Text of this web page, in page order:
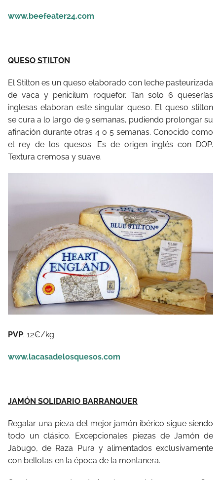
www.beefeater24.com
QUESO STILTON
El Stilton es un queso elaborado con leche pasteurizada
de vaca y penicilum roquefor. Tan solo 6 queserías
inglesas elaboran este singular queso. El queso stilton
se cura a lo largo de 9 semanas, pudiendo prolongar su
afinación durante otras 4 o 5 semanas. Conocido como
el rey de los quesos. Es de origen inglés con DOP.
Textura cremosa y suave.
PVP: 12€/kg
www.lacasadelosquesos.com
JAMÓN SOLIDARIO BARRANQUER
Regalar una pieza del mejor jamón ibérico sigue siendo
todo un clásico. Excepcionales piezas de Jamón de
Jabugo, de Raza Pura y alimentados exclusivamente
con bellotas en la época de la montanera.